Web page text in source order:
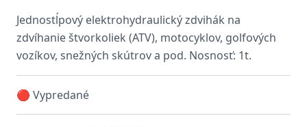
Jednostĺpový elektrohydraulický zdvihák na
zdvíhanie štvorkoliek (ATV), motocyklov, golfových
vozíkov, snežných skútrov a pod. Nosnosť: 1t.
🔴 Vypredané